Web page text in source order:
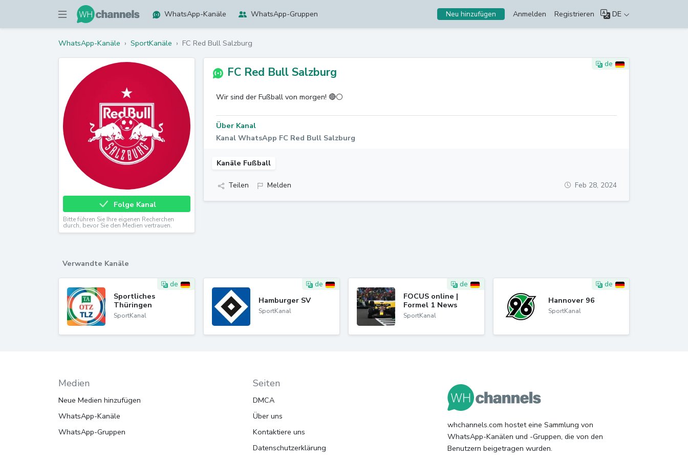
WhatsApp-Kanäle WhatsApp-Gruppen Neu hinzufügen Anmelden Registrieren DE
WhatsApp-Kanäle › SportKanäle › FC Red Bull Salzburg
Folge Kanal
Bitte führen Sie Ihre eigenen Recherchen
durch, bevor Sie den Medien vertrauen.
de
FC Red Bull Salzburg
Wir sind der Fußball von morgen! 🔴⚪️
Über Kanal
Kanal WhatsApp FC Red Bull Salzburg
Kanäle Fußball
Teilen Melden Feb 28, 2024
Verwandte Kanäle
de
Sportliches
Thüringen
SportKanal
de
Hamburger SV
SportKanal
de
FOCUS online |
Formel 1 News
SportKanal
de
Hannover 96
SportKanal
Medien
Neue Medien hinzufügen
WhatsApp-Kanäle
WhatsApp-Gruppen
Seiten
DMCA
Über uns
Kontaktiere uns
Datenschutzerklärung
whchannels.com hostet eine Sammlung von
WhatsApp-Kanälen und -Gruppen, die von den
Benutzern beigetragen wurden.